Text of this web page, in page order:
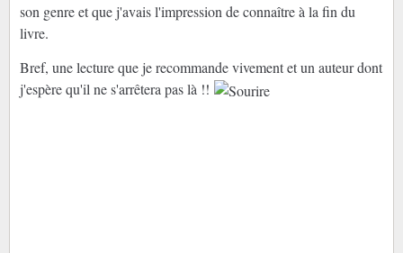
son genre et que j'avais l'impression de connaître à la fin du
livre.
Bref, une lecture que je recommande vivement et un auteur dont
j'espère qu'il ne s'arrêtera pas là !!